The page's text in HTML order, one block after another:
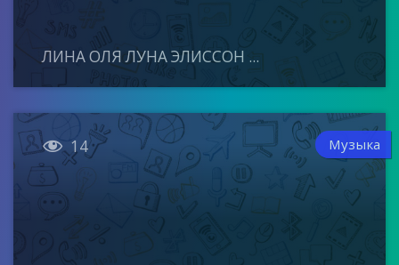
ЛИНА ОЛЯ ЛУНА ЭЛИССОН ...
 14 Музыка